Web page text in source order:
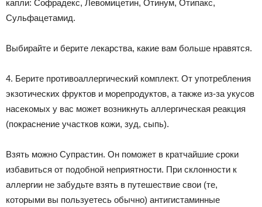
капли: Софрадекс, Левомицетин, Отинум, Отипакс,
Сульфацетамид.
Выбирайте и берите лекарства, какие вам больше нравятся.
4. Берите противоаллергический комплект. От употребления
экзотических фруктов и морепродуктов, а также из-за укусов
насекомых у вас может возникнуть аллергическая реакция
(покраснение участков кожи, зуд, сыпь).
Взять можно Супрастин. Он поможет в кратчайшие сроки
избавиться от подобной неприятности. При склонности к
аллергии не забудьте взять в путешествие свои (те,
которыми вы пользуетесь обычно) антигистаминные